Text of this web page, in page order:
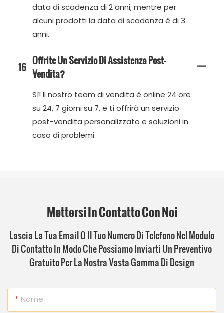
data di scadenza di 2 anni, mentre per
alcuni prodotti la data di scadenza è di 3
anni.
16 Offrite Un Servizio Di Assistenza Post-
Vendita?
Sì! Il nostro team di vendita è online 24 ore
su 24, 7 giorni su 7, e ti offrirà un servizio
post-vendita personalizzato e soluzioni in
caso di problemi.
Mettersi In Contatto Con Noi
Lascia La Tua Email O Il Tuo Numero Di Telefono Nel Modulo
Di Contatto In Modo Che Possiamo Inviarti Un Preventivo
Gratuito Per La Nostra Vasta Gamma Di Design
Nome